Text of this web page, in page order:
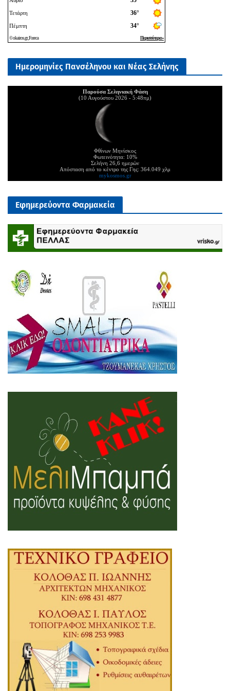
Ημερομηνίες Πανσέληνου και Νέας Σελήνης
Παρούσα Σεληνιακή Φάση
(10 Αυγούστου 2026 - 5:48πμ)
Φθίνων Μηνίσκος
Φωτεινότητα: 10%
Σελήνη 26,6 ημερών
Απόσταση από το κέντρο της Γης: 364.049 χλμ
mykosmos.gr
Εφημερεύοντα Φαρμακεία